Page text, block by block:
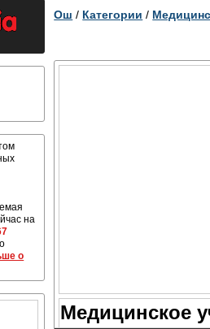
на
о
Ош / Категории /
Медицинское